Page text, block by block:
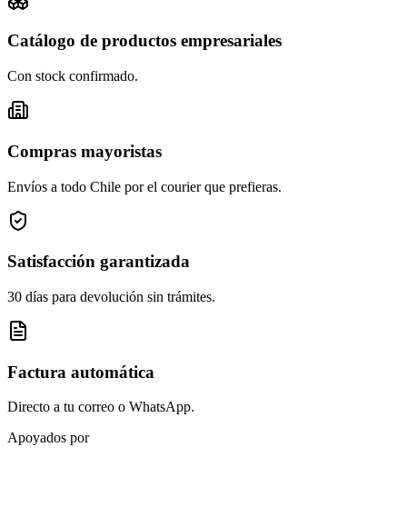
Catálogo de productos empresariales
Con stock confirmado.
Compras mayoristas
Envíos a todo Chile por el courier que prefieras.
Satisfacción garantizada
30 días para devolución sin trámites.
Factura automática
Directo a tu correo o WhatsApp.
Apoyados por